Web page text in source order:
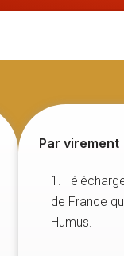
Par virement
1.
de France
Humus.